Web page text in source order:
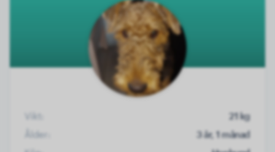
Vikt:
21 kg
Ålder:
3 år, 1 månad